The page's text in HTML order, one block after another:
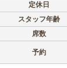
定休日
スタッフ年齢
席数
予約